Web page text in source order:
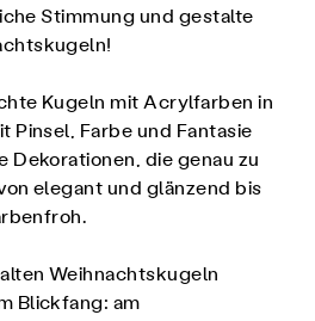
Stimmung und gestalte
Kugeln mit Acrylfarben in
Pinsel, Farbe und Fantasie
Dekorationen, die genau zu
elegant und glänzend bis
Weihnachtskugeln
Blickfang: am